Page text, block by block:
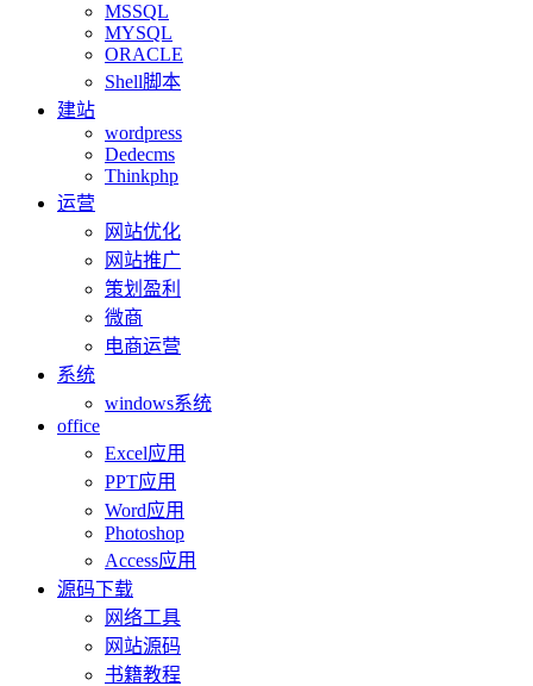
MSSQL
MYSQL
ORACLE
Shell脚本
建站
wordpress
Dedecms
Thinkphp
运营
网站优化
网站推广
策划盈利
微商
电商运营
系统
windows系统
office
Excel应用
PPT应用
Word应用
Photoshop
Access应用
源码下载
网络工具
网站源码
书籍教程